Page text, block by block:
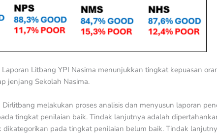
Laporan Litbang YPI Nasima menunjukkan tingkat kepuasan
jenjang Sekolah Nasima.
melakukan proses analisis dan menyusun laporan
tingkat penilaian baik. Tindak lanjutnya adalah
pada tingkat penilaian belum baik. Tindak